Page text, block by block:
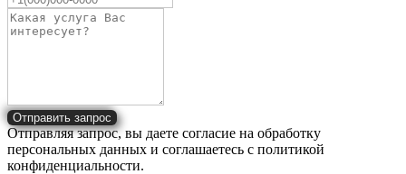
Отправить запрос
Отправляя запрос, вы даете согласие на обработку
персональных данных и соглашаетесь c политикой
конфиденциальности.